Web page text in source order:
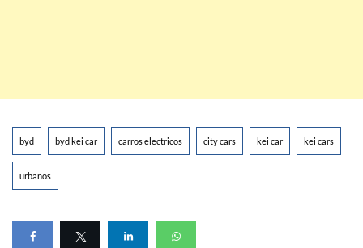
byd byd kei car carros electricos city cars kei car kei cars
urbanos